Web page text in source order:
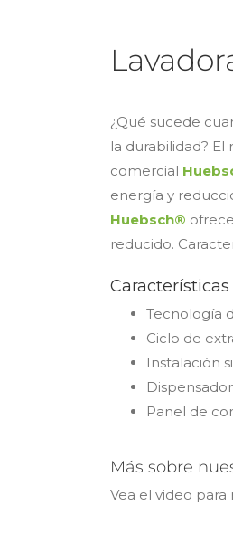
¿Qué sucede
la durabilidad?
comercial
energía y
Huebsch®
reducido.
Tecnología
Ciclo de
Instalación
Panel de
Más sobre
Vea el video